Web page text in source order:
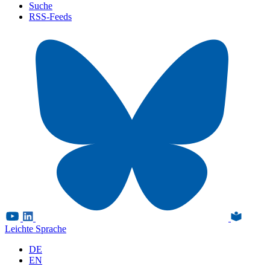
Suche
RSS-Feeds
Leichte Sprache
DE
EN